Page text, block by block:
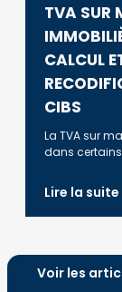
TVA SUR
CALCUL
CIBS
La TVA sur
dans
de la revente
conditions
de calcul, les
du 1er janvier
Lire la
Voir les